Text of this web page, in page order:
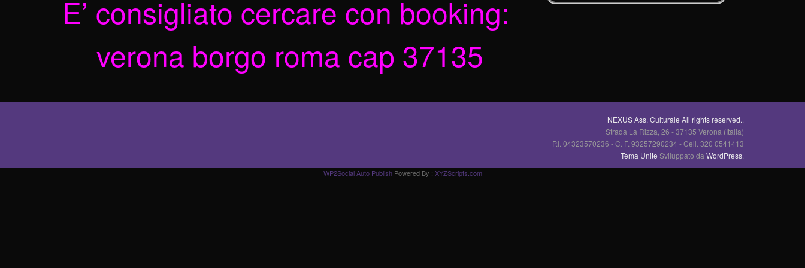
E’ consigliato cercare con booking:
verona borgo roma cap 37135
NEXUS Ass. Culturale All rights reserved.
Strada La Rizza, 26 - 37135 Verona (Italia)
P.I. 04323570236 - C. F. 93257290234 - Cell. 320 0541413
Tema Unite Sviluppato da WordPress
WP2Social Auto PublishPowered By : XYZScripts.com